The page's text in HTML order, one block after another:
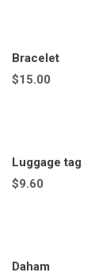
Bracelet
$15.00
Luggage tag
$9.60
Daham